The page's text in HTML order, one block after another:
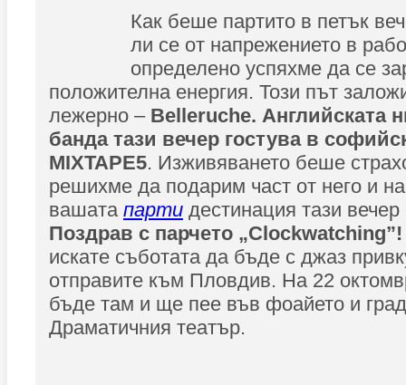
Как беше партито в петък
ли се от напрежението в
определено успяхме да се
положителна енергия. Този път
лежерно – Belleruche. Английската
банда тази вечер гостува в
MIXTAPE5. Изживяването беше
решихме да подарим част от него и
вашата парти дестинация тази
Поздрав с парчето „Clockwatching”!
искате съботата да бъде с джаз
отправите към Пловдив. На 22
бъде там и ще пее във фоайето и
Драматичния театър.